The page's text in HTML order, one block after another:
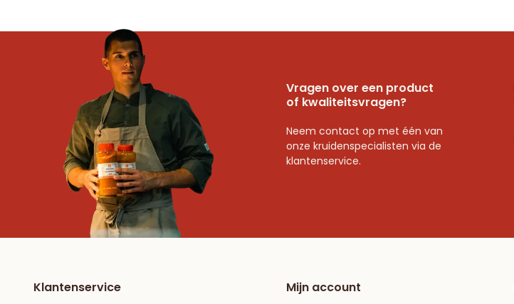
Vragen over een product
of kwaliteitsvragen?
Neem contact op met één van
onze kruidenspecialisten via de
klantenservice.
Klantenservice Mijn account